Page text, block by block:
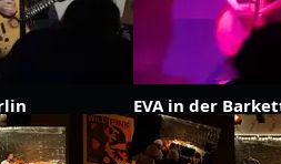
EVA in der